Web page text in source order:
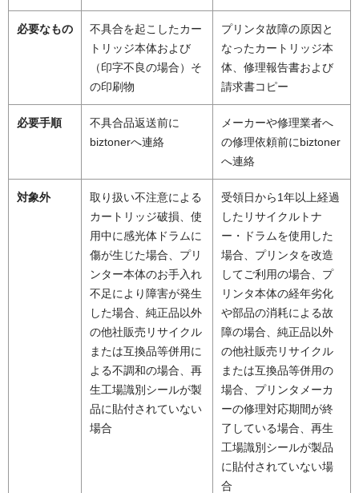
必要なもの
不具合を起こしたカー
トリッジ本体および
（印字不良の場合）そ
の印刷物
プリンタ故障の原因と
なったカートリッジ本
体、修理報告書および
請求書コピー
必要手順
不具合品返送前に
biztonerへ連絡
メーカーや修理業者へ
の修理依頼前にbiztoner
へ連絡
対象外
取り扱い不注意による
カートリッジ破損、使
用中に感光体ドラムに
傷が生じた場合、プリ
ンター本体のお手入れ
不足により障害が発生
した場合、純正品以外
の他社販売リサイクル
または互換品等併用に
よる不調和の場合、再
生工場識別シールが製
品に貼付されていない
場合
受領日から1年以上経過
したリサイクルトナ
ー・ドラムを使用した
場合、プリンタを改造
してご利用の場合、プ
リンタ本体の経年劣化
や部品の消耗による故
障の場合、純正品以外
の他社販売リサイクル
または互換品等併用の
場合、プリンタメーカ
ーの修理対応期間が終
了している場合、再生
工場識別シールが製品
に貼付されていない場
合